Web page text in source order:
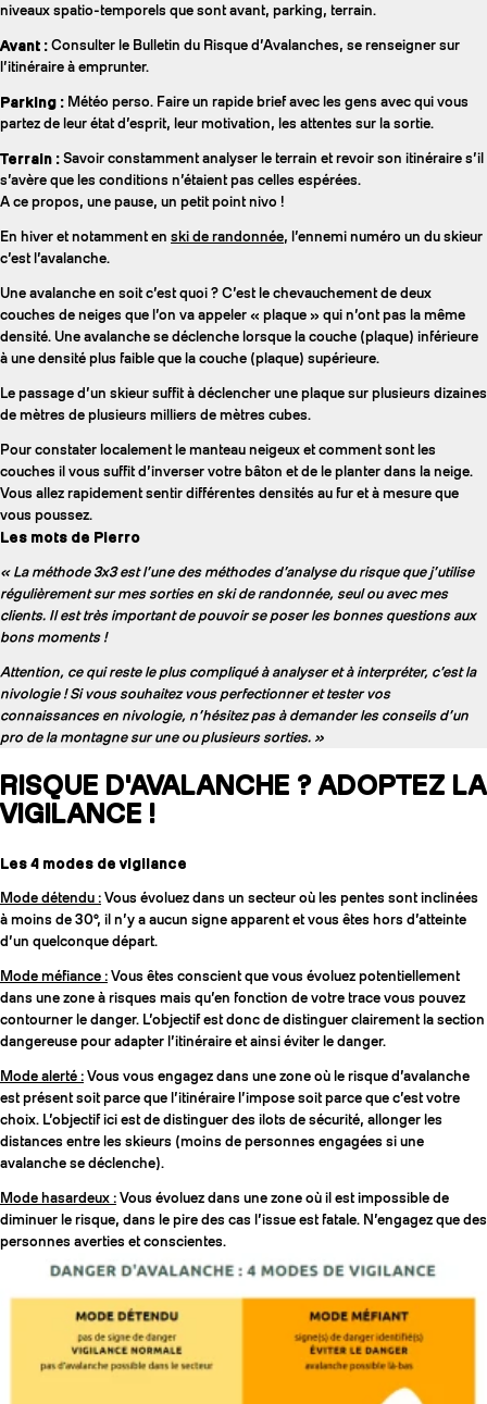
niveaux spatio-temporels que sont avant, parking, terrain.
Avant : Consulter le Bulletin du Risque d’Avalanches, se renseigner sur
l’itinéraire à emprunter.
Parking : Météo perso. Faire un rapide brief avec les gens avec qui vous
partez de leur état d’esprit, leur motivation, les attentes sur la sortie.
Terrain : Savoir constamment analyser le terrain et revoir son itinéraire s’il
s’avère que les conditions n’étaient pas celles espérées.
A ce propos, une pause, un petit point nivo !
En hiver et notamment en ski de randonnée, l’ennemi numéro un du skieur
c’est l’avalanche.
Une avalanche en soit c’est quoi ? C’est le chevauchement de deux
couches de neiges que l’on va appeler « plaque » qui n’ont pas la même
densité. Une avalanche se déclenche lorsque la couche (plaque) inférieure
à une densité plus faible que la couche (plaque) supérieure.
Le passage d’un skieur suffit à déclencher une plaque sur plusieurs dizaines
de mètres de plusieurs milliers de mètres cubes.
Pour constater localement le manteau neigeux et comment sont les
couches il vous suffit d’inverser votre bâton et de le planter dans la neige.
Vous allez rapidement sentir différentes densités au fur et à mesure que
vous poussez.
Les mots de Pierro
« La méthode 3x3 est l’une des méthodes d’analyse du risque que j’utilise
régulièrement sur mes sorties en ski de randonnée, seul ou avec mes
clients. Il est très important de pouvoir se poser les bonnes questions aux
bons moments !
Attention, ce qui reste le plus compliqué à analyser et à interpréter, c’est la
nivologie ! Si vous souhaitez vous perfectionner et tester vos
connaissances en nivologie, n’hésitez pas à demander les conseils d’un
pro de la montagne sur une ou plusieurs sorties. »
RISQUE D'AVALANCHE ? ADOPTEZ LA
VIGILANCE !
Les 4 modes de vigilance
Mode détendu : Vous évoluez dans un secteur où les pentes sont inclinées
à moins de 30°, il n’y a aucun signe apparent et vous êtes hors d’atteinte
d’un quelconque départ.
Mode méfiance : Vous êtes conscient que vous évoluez potentiellement
dans une zone à risques mais qu’en fonction de votre trace vous pouvez
contourner le danger. L’objectif est donc de distinguer clairement la section
dangereuse pour adapter l’itinéraire et ainsi éviter le danger.
Mode alerté : Vous vous engagez dans une zone où le risque d’avalanche
est présent soit parce que l’itinéraire l’impose soit parce que c’est votre
choix. L’objectif ici est de distinguer des ilots de sécurité, allonger les
distances entre les skieurs (moins de personnes engagées si une
avalanche se déclenche).
Mode hasardeux : Vous évoluez dans une zone où il est impossible de
diminuer le risque, dans le pire des cas l’issue est fatale. N’engagez que des
personnes averties et conscientes.